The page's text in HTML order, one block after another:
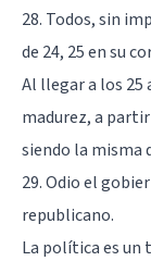
28. Todos, sin
de 24, 25 en su
Al llegar a los 25
madurez, a
siendo la misma
29. Odio el
republicano.
La política es un